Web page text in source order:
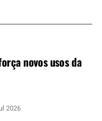
sólido. Ele é
fundido com
e
incluindo
de
de 9 V ou
novos usos da
2026